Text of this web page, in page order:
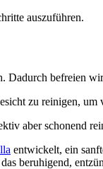
auszuführen.
befreien
zu reinigen,
aber schonend
entwickelt, ein
beruhigend,